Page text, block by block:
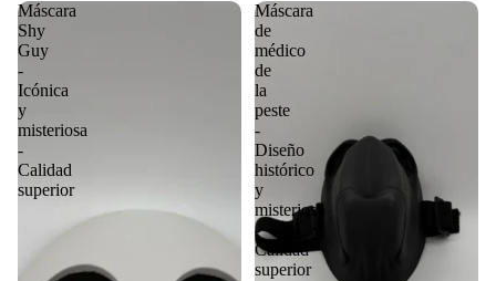
Máscara
Shy
Guy
-
Icónica
y
misteriosa
-
Calidad
superior
Máscara
de
médico
de
la
peste
-
Diseño
histórico
y
misterioso
-
Calidad
superior